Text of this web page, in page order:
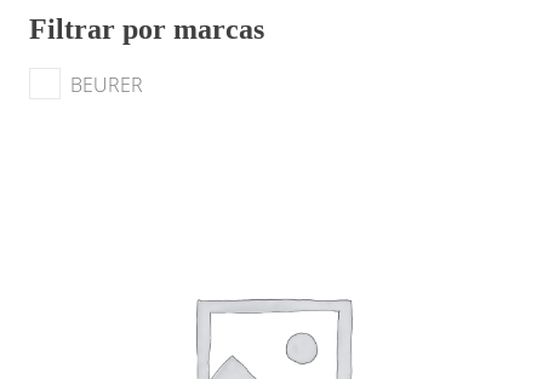
Filtrar por marcas
BEURER